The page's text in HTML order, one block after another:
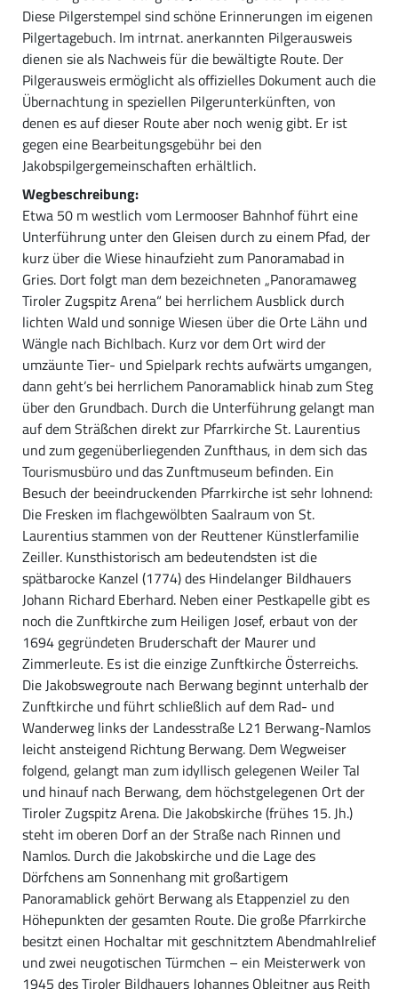
Diese Pilgerstempel sind schöne Erinnerungen im eigenen
Pilgertagebuch. Im intrnat. anerkannten Pilgerausweis
dienen sie als Nachweis für die bewältigte Route. Der
Pilgerausweis ermöglicht als offizielles Dokument auch die
Übernachtung in speziellen Pilgerunterkünften, von
denen es auf dieser Route aber noch wenig gibt. Er ist
gegen eine Bearbeitungsgebühr bei den
Jakobspilgergemeinschaften erhältlich.
Wegbeschreibung:
Etwa 50 m westlich vom Lermooser Bahnhof führt eine
Unterführung unter den Gleisen durch zu einem Pfad, der
kurz über die Wiese hinaufzieht zum Panoramabad in
Gries. Dort folgt man dem bezeichneten „Panoramaweg
Tiroler Zugspitz Arena“ bei herrlichem Ausblick durch
lichten Wald und sonnige Wiesen über die Orte Lähn und
Wängle nach Bichlbach. Kurz vor dem Ort wird der
umzäunte Tier- und Spielpark rechts aufwärts umgangen,
dann geht’s bei herrlichem Panoramablick hinab zum Steg
über den Grundbach. Durch die Unterführung gelangt man
auf dem Sträßchen direkt zur Pfarrkirche St. Laurentius
und zum gegenüberliegenden Zunfthaus, in dem sich das
Tourismusbüro und das Zunftmuseum befinden. Ein
Besuch der beeindruckenden Pfarrkirche ist sehr lohnend:
Die Fresken im flachgewölbten Saalraum von St.
Laurentius stammen von der Reuttener Künstlerfamilie
Zeiller. Kunsthistorisch am bedeutendsten ist die
spätbarocke Kanzel (1774) des Hindelanger Bildhauers
Johann Richard Eberhard. Neben einer Pestkapelle gibt es
noch die Zunftkirche zum Heiligen Josef, erbaut von der
1694 gegründeten Bruderschaft der Maurer und
Zimmerleute. Es ist die einzige Zunftkirche Österreichs.
Die Jakobswegroute nach Berwang beginnt unterhalb der
Zunftkirche und führt schließlich auf dem Rad- und
Wanderweg links der Landesstraße L21 Berwang-Namlos
leicht ansteigend Richtung Berwang. Dem Wegweiser
folgend, gelangt man zum idyllisch gelegenen Weiler Tal
und hinauf nach Berwang, dem höchstgelegenen Ort der
Tiroler Zugspitz Arena. Die Jakobskirche (frühes 15. Jh.)
steht im oberen Dorf an der Straße nach Rinnen und
Namlos. Durch die Jakobskirche und die Lage des
Dörfchens am Sonnenhang mit großartigem
Panoramablick gehört Berwang als Etappenziel zu den
Höhepunkten der gesamten Route. Die große Pfarrkirche
besitzt einen Hochaltar mit geschnitztem Abendmahlrelief
und zwei neugotischen Türmchen – ein Meisterwerk von
1945 des Tiroler Bildhauers Johannes Obleitner aus Reith